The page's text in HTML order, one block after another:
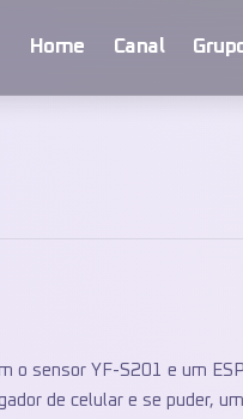
Home Canal
o sensor YF-S201 e um
de celular e se puder,